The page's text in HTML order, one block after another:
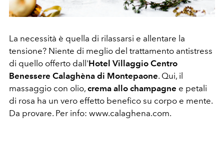
La necessità è quella di rilassarsi e allentare la
tensione? Niente di meglio del trattamento antistress
di quello offerto dall'Hotel Villaggio Centro
Benessere Calaghèna di Montepaone. Qui, il
massaggio con olio, crema allo champagne e petali
di rosa ha un vero effetto benefico su corpo e mente.
Da provare. Per info: www.calaghena.com.